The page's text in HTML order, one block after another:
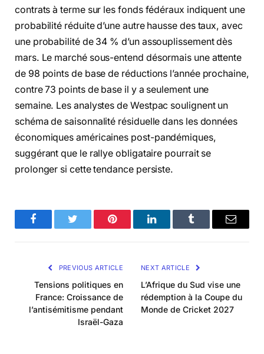
contrats à terme sur les fonds fédéraux indiquent une
probabilité réduite d’une autre hausse des taux, avec
une probabilité de 34 % d’un assouplissement dès
mars. Le marché sous-entend désormais une attente
de 98 points de base de réductions l’année prochaine,
contre 73 points de base il y a seulement une
semaine. Les analystes de Westpac soulignent un
schéma de saisonnalité résiduelle dans les données
économiques américaines post-pandémiques,
suggérant que le rallye obligataire pourrait se
prolonger si cette tendance persiste.
FacebookTwitter Pinterest LinkedInTumblr Email
PREVIOUS ARTICLE
Tensions politiques en
France: Croissance de
l’antisémitisme pendant
Israël-Gaza
NEXT ARTICLE
L’Afrique du Sud vise une
rédemption à la Coupe du
Monde de Cricket 2027